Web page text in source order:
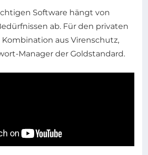
Software hängt von
ab. Für den privaten
aus Virenschutz,
Manager der Goldstandard.